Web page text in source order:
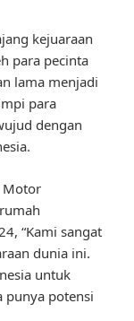
kejuaraan
para pecinta
lama menjadi
para
dengan
Motor
“Kami sangat
dunia ini.
untuk
punya potensi